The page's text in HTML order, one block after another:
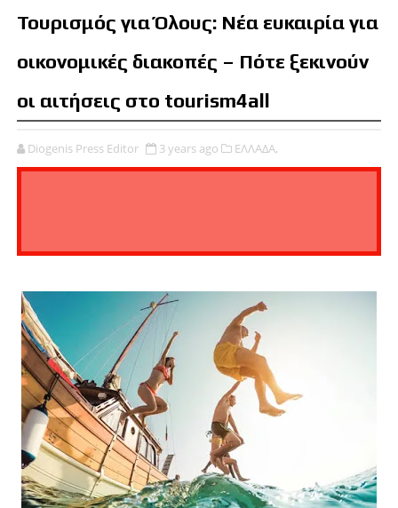
Τουρισμός για Όλους: Νέα ευκαιρία για
οικονομικές διακοπές – Πότε ξεκινούν
οι αιτήσεις στο tourism4all
Diogenis Press Editor 3 years ago ΕΛΛΑΔΑ,